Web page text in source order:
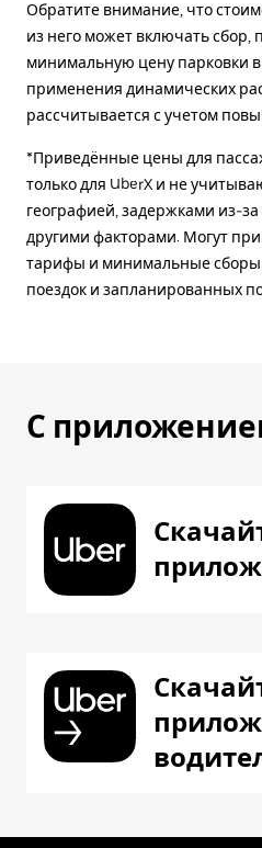
Обратите внимание, что
из него может включать
минимальную цену парковки в
применения динамических
рассчитывается с учетом
*Приведённые цены для
только для UberX и не
географией, задержками из-
другими факторами. Могут
тарифы и минимальные сборы.
поездок и запланированных
С